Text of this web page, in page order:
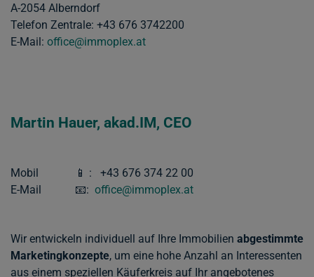
A-2054 Alberndorf
Telefon Zentrale: +43 676 3742200
E-Mail: office@immoplex.at
Martin Hauer, akad.IM, CEO
Mobil 📱 : +43 676 374 22 00
E-Mail 📧: office@immoplex.at
Wir entwickeln individuell auf Ihre Immobilien abgestimmte
Marketingkonzepte, um eine hohe Anzahl an Interessenten
aus einem speziellen Käuferkreis auf Ihr angebotenes